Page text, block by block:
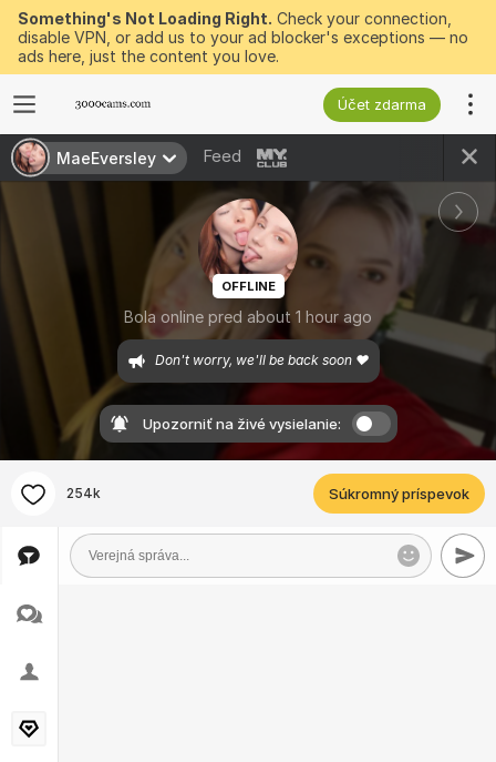
Something's Not Loading Right. Check your connection,
disable VPN, or add us to your ad blocker's exceptions — no
ads here, just the content you love.
Účet zdarma
MaeEversley Feed
OFFLINE
Bola online pred about 1 hour ago
Don't worry, we'll be back soon ♥
Upozorniť na živé vysielanie:
254k Súkromný príspevok